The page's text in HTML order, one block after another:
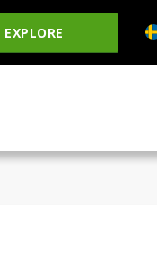
EXPLORE